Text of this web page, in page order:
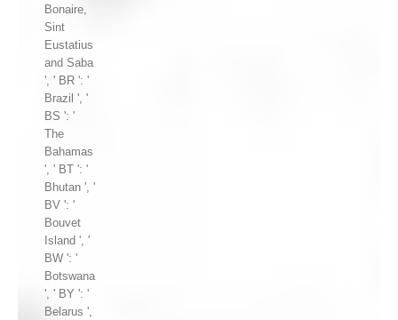
Bonaire,
Sint
Eustatius
and Saba
', ' BR ': '
Brazil ', '
BS ': '
The
Bahamas
', ' BT ': '
Bhutan ', '
BV ': '
Bouvet
Island ', '
BW ': '
Botswana
', ' BY ': '
Belarus ',